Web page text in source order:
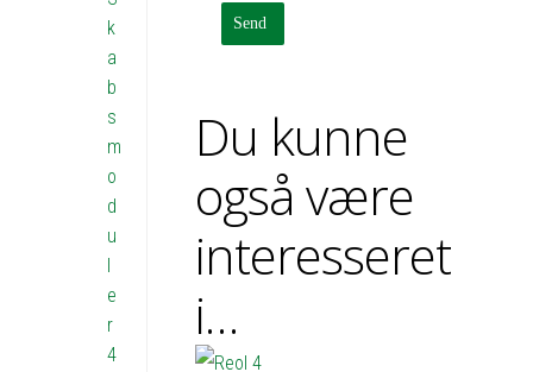
Du kunne
også være
interesseret
i…
k
a
b
s
m
o
d
u
l
e
r
4